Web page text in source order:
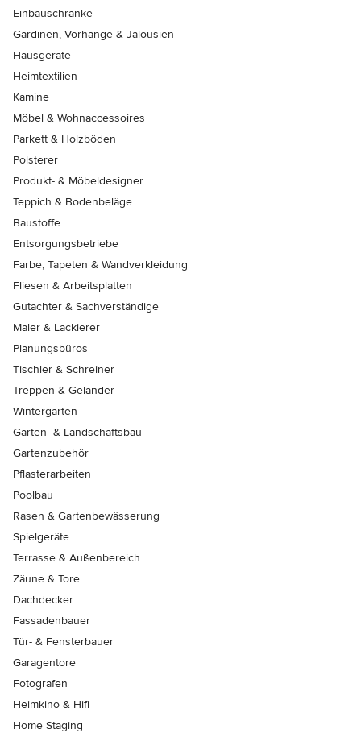
Einbauschränke
Gardinen, Vorhänge & Jalousien
Hausgeräte
Heimtextilien
Kamine
Möbel & Wohnaccessoires
Parkett & Holzböden
Polsterer
Produkt- & Möbeldesigner
Teppich & Bodenbeläge
Baustoffe
Entsorgungsbetriebe
Farbe, Tapeten & Wandverkleidung
Fliesen & Arbeitsplatten
Gutachter & Sachverständige
Maler & Lackierer
Planungsbüros
Tischler & Schreiner
Treppen & Geländer
Wintergärten
Garten- & Landschaftsbau
Gartenzubehör
Pflasterarbeiten
Poolbau
Rasen & Gartenbewässerung
Spielgeräte
Terrasse & Außenbereich
Zäune & Tore
Dachdecker
Fassadenbauer
Tür- & Fensterbauer
Garagentore
Fotografen
Heimkino & Hifi
Home Staging